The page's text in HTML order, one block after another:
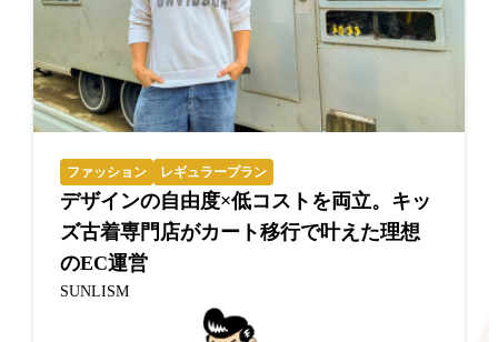
ファッション レギュラープラン
デザインの自由度×低コストを両立。キッ
ズ古着専門店がカート移行で叶えた理想
のEC運営
SUNLISM